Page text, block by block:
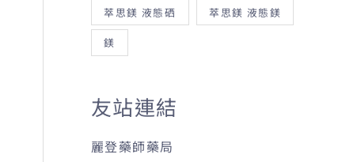
萃思鎂 液態硒 萃思鎂 液態鎂
鎂
友站連結
麗登藥師藥局